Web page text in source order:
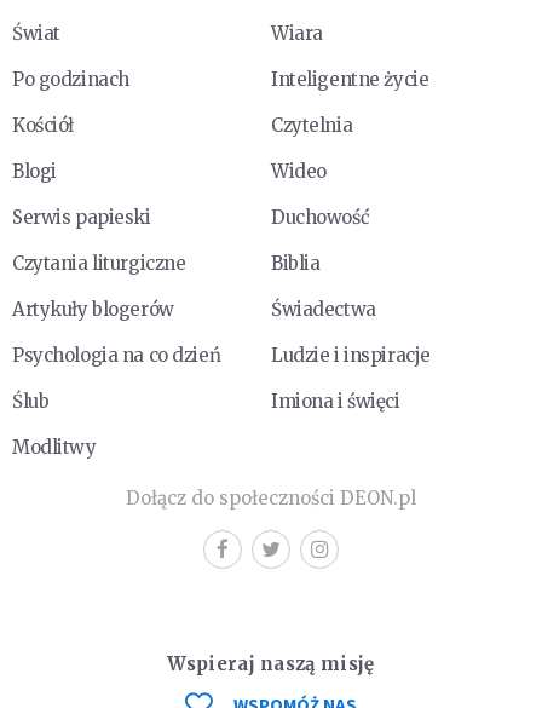
Świat
Wiara
Po godzinach
Inteligentne życie
Kościół
Czytelnia
Blogi
Wideo
Serwis papieski
Duchowość
Czytania liturgiczne
Biblia
Artykuły blogerów
Świadectwa
Psychologia na co dzień
Ludzie i inspiracje
Ślub
Imiona i święci
Modlitwy
Dołącz do społeczności DEON.pl
Wspieraj naszą misję